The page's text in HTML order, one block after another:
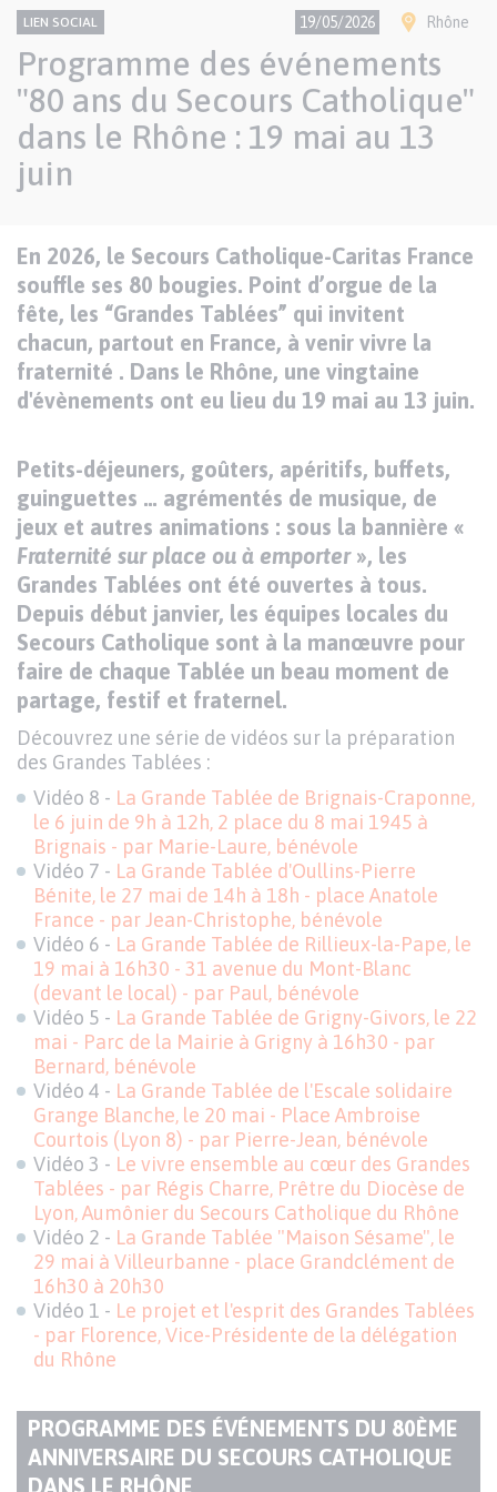
CONTENU
NATIONAL
Thème
LIEN SOCIAL 19/05/2026 Ville(s)
Rhône
Programme des événements
"80 ans du Secours Catholique"
dans le Rhône : 19 mai au 13
juin
Paragraphes
de
contenu
Texte
En 2026, le Secours Catholique-Caritas France
souffle ses 80 bougies. Point d’orgue de la
fête, les “Grandes Tablées” qui invitent
chacun, partout en France, à venir vivre la
fraternité . Dans le Rhône, une vingtaine
d'évènements ont eu lieu du 19 mai au 13 juin.
Petits-déjeuners, goûters, apéritifs, buffets,
guinguettes … agrémentés de musique, de
jeux et autres animations : sous la bannière «
Fraternité sur place ou à emporter», les
Grandes Tablées ont été ouvertes à tous.
Depuis début janvier, les équipes locales du
Secours Catholique sont à la manœuvre pour
faire de chaque Tablée un beau moment de
partage, festif et fraternel.
Découvrez une série de vidéos sur la préparation
des Grandes Tablées :
Vidéo 8 - La Grande Tablée de Brignais-Craponne,
le 6 juin de 9h à 12h, 2 place du 8 mai 1945 à
Brignais - par Marie-Laure, bénévole
Vidéo 7 - La Grande Tablée d'Oullins-Pierre
Bénite, le 27 mai de 14h à 18h - place Anatole
France - par Jean-Christophe, bénévole
Vidéo 6 - La Grande Tablée de Rillieux-la-Pape, le
19 mai à 16h30 - 31 avenue du Mont-Blanc
(devant le local) - par Paul, bénévole
Vidéo 5 - La Grande Tablée de Grigny-Givors, le 22
mai - Parc de la Mairie à Grigny à 16h30 - par
Bernard, bénévole
Vidéo 4 - La Grande Tablée de l'Escale solidaire
Grange Blanche, le 20 mai - Place Ambroise
Courtois (Lyon 8) - par Pierre-Jean, bénévole
Vidéo 3 - Le vivre ensemble au cœur des Grandes
Tablées - par Régis Charre, Prêtre du Diocèse de
Lyon, Aumônier du Secours Catholique du Rhône
Vidéo 2 - La Grande Tablée "Maison Sésame", le
29 mai à Villeurbanne - place Grandclément de
16h30 à 20h30
Vidéo 1 - Le projet et l'esprit des Grandes Tablées
- par Florence, Vice-Présidente de la délégation
du Rhône
TITRE
PROGRAMME DES ÉVÉNEMENTS DU 80ÈME
ANNIVERSAIRE DU SECOURS CATHOLIQUE
DANS LE RHÔNE